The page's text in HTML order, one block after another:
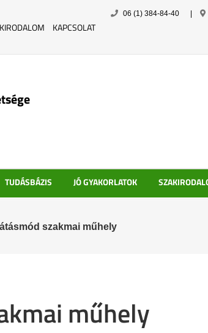
to
KAPCSOLAT
06 (1) 384-84-40
TUDÁSBÁZIS JÓ GYAKORLATOK
szakmai műhely
műhely